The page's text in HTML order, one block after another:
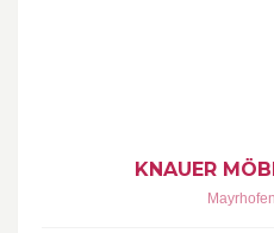
KNAUER
Mayrhofen